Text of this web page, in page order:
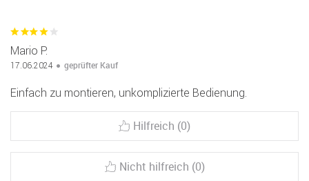
Mario P.
17.06.2024 geprüfter Kauf
Einfach zu montieren, unkomplizierte Bedienung.
Hilfreich (0)
Nicht hilfreich (0)